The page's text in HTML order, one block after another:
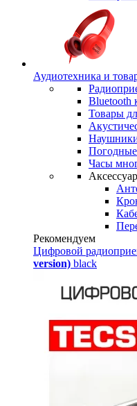
Аудиотехника и
Bluetooth
Товары
Часы
Рекомендуем
Цифровой
version) black